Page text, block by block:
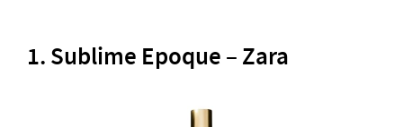
1.Sublime Epoque – Zara